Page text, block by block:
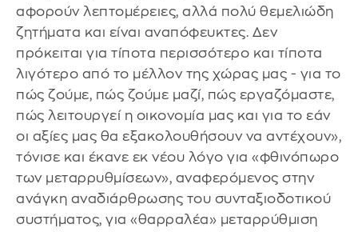
αφορούν λεπτομέρειες, αλλά πολύ θεμελιώδη
ζητήματα και είναι αναπόφευκτες. Δεν
πρόκειται για τίποτα περισσότερο και τίποτα
λιγότερο από το μέλλον της χώρας μας - για το
πώς ζούμε, πώς ζούμε μαζί, πώς εργαζόμαστε,
πώς λειτουργεί η οικονομία μας και για το εάν
οι αξίες μας θα εξακολουθήσουν να αντέχουν»,
τόνισε και έκανε εκ νέου λόγο για «φθινόπωρο
των μεταρρυθμίσεων», αναφερόμενος στην
ανάγκη αναδιάρθρωσης του συνταξιοδοτικού
συστήματος, για «θαρραλέα» μεταρρύθμιση